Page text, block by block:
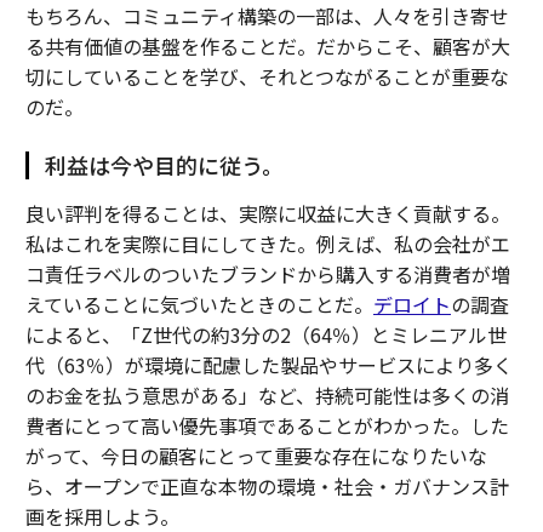
もちろん、コミュニティ構築の一部は、人々を引き寄せ
る共有価値の基盤を作ることだ。だからこそ、顧客が大
切にしていることを学び、それとつながることが重要な
のだ。
利益は今や目的に従う。
良い評判を得ることは、実際に収益に大きく貢献する。
私はこれを実際に目にしてきた。例えば、私の会社がエ
コ責任ラベルのついたブランドから購入する消費者が増
えていることに気づいたときのことだ。 デロイトの調査
によると、「Z世代の約3分の2（64％）とミレニアル世
代（63％）が環境に配慮した製品やサービスにより多く
のお金を払う意思がある」など、持続可能性は多くの消
費者にとって高い優先事項であることがわかった。した
がって、今日の顧客にとって重要な存在になりたいな
ら、オープンで正直な本物の環境・社会・ガバナンス計
画を採用しよう。